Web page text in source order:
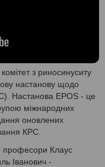
з риносинуситу
настанову щодо
Настанова EPOS - це
міжнародних
оновлених
КРС.
- професори Клаус
Іванович -